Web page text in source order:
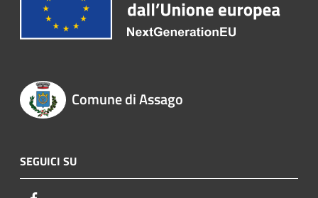
Comune di Assago
SEGUICI SU